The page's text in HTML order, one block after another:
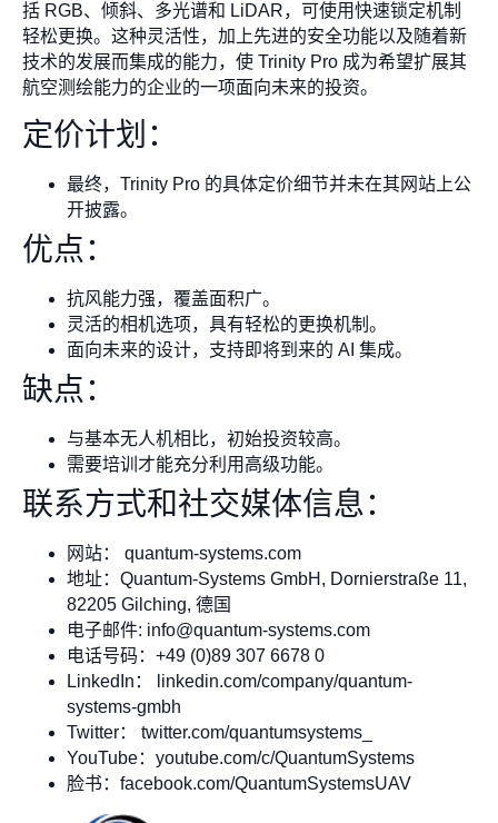
括 RGB、倾斜、多光谱和 LiDAR，可使用快速锁定机制
轻松更换。这种灵活性，加上先进的安全功能以及随着新
技术的发展而集成的能力，使 Trinity Pro 成为希望扩展其
航空测绘能力的企业的一项面向未来的投资。
定价计划：
最终，Trinity Pro 的具体定价细节并未在其网站上公
开披露。
优点：
抗风能力强，覆盖面积广。
灵活的相机选项，具有轻松的更换机制。
面向未来的设计，支持即将到来的 AI 集成。
缺点：
与基本无人机相比，初始投资较高。
需要培训才能充分利用高级功能。
联系方式和社交媒体信息：
网站： quantum-systems.com
地址：Quantum-Systems GmbH, Dornierstraße 11,
82205 Gilching, 德国
电子邮件: info@quantum-systems.com
电话号码：+49 (0)89 307 6678 0
LinkedIn： linkedin.com/company/quantum-
systems-gmbh
Twitter： twitter.com/quantumsystems_
YouTube：youtube.com/c/QuantumSystems
脸书：facebook.com/QuantumSystemsUAV